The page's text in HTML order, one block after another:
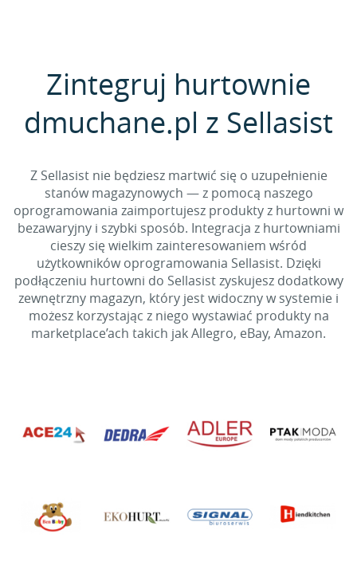
Zintegruj hurtownie
dmuchane.pl z Sellasist
Z Sellasist nie będziesz martwić się o uzupełnienie
stanów magazynowych — z pomocą naszego
oprogramowania zaimportujesz produkty z hurtowni w
bezawaryjny i szybki sposób. Integracja z hurtowniami
cieszy się wielkim zainteresowaniem wśród
użytkowników oprogramowania Sellasist. Dzięki
podłączeniu hurtowni do Sellasist zyskujesz dodatkowy
zewnętrzny magazyn, który jest widoczny w systemie i
możesz korzystając z niego wystawiać produkty na
marketplace’ach takich jak Allegro, eBay, Amazon.